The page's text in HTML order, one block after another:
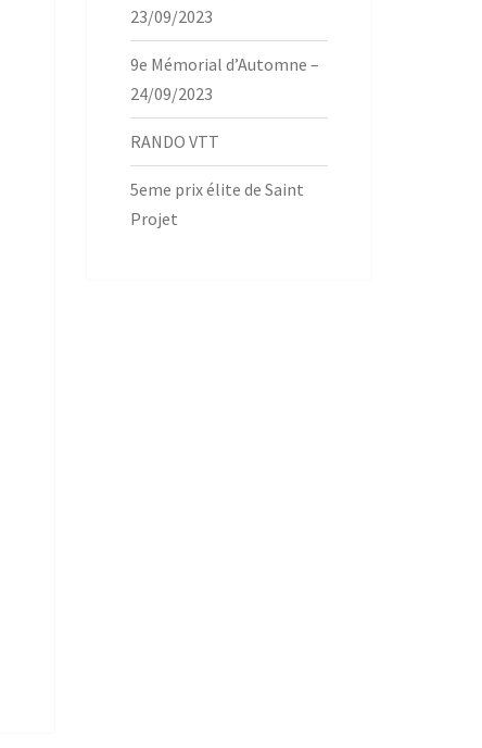
23/09/2023
9e Mémorial d’Automne –
24/09/2023
RANDO VTT
5eme prix élite de Saint
Projet